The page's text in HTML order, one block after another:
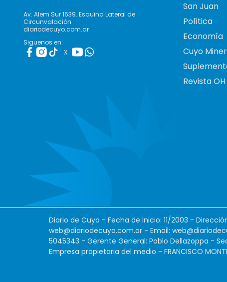
Av. Alem Sur 1639. Esquina Lateral de
Circunvalación
diariodecuyo.com.ar
Siguenos en:
X
San Juan
Política
Economía
Cuyo
Revista OH
Diario de Cuyo - Fecha de Inicio: 11/2003 -
web@diariodecuyo.com.ar - Email:
5045343 - Gerente General: Pablo Dellazoppa -
Empresa propietaria del medio - FRANCISCO